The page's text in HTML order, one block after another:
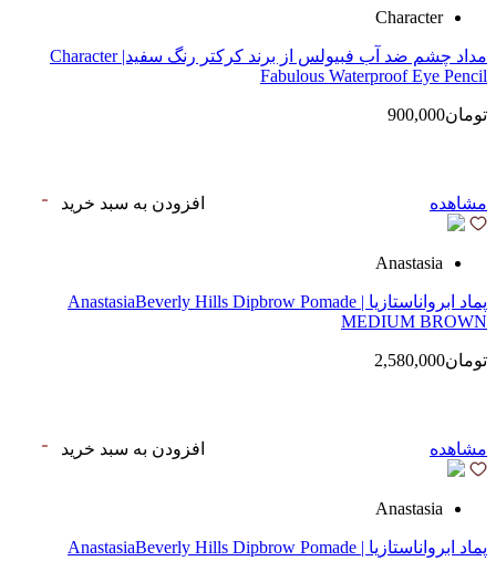
Character
مداد چشم ضد آب فبیولس از برند کرکتر رنگ سفید| Character
Fabulous Waterproof Eye Pencil
تومان900,000
مشاهده افزودن به سبد خرید
Anastasia
پماد ابرواناستازیا | AnastasiaBeverly Hills Dipbrow Pomade
MEDIUM BROWN
تومان2,580,000
مشاهده افزودن به سبد خرید
Anastasia
پماد ابرواناستازیا | AnastasiaBeverly Hills Dipbrow Pomade